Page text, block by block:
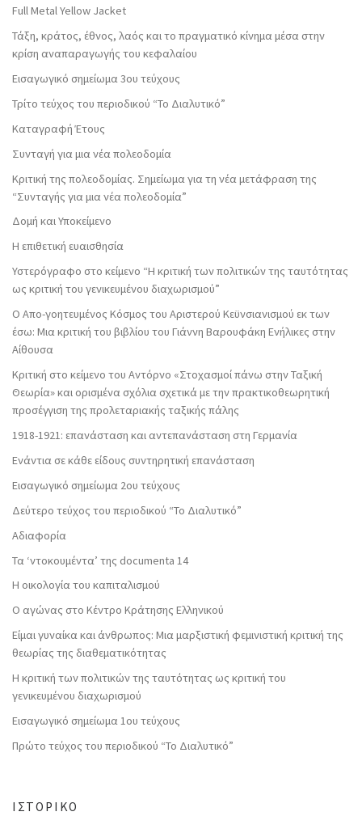
Full Metal Yellow Jacket
Τάξη, κράτος, έθνος, λαός και το πραγματικό κίνημα μέσα στην
κρίση αναπαραγωγής του κεφαλαίου
Εισαγωγικό σημείωμα 3ου τεύχους
Τρίτο τεύχος του περιοδικού “Το Διαλυτικό”
Καταγραφή Έτους
Συνταγή για μια νέα πολεοδομία
Κριτική της πολεοδομίας. Σημείωμα για τη νέα μετάφραση της
“Συνταγής για μια νέα πολεοδομία”
Δομή και Υποκείμενο
Η επιθετική ευαισθησία
Υστερόγραφο στο κείμενο “Η κριτική των πολιτικών της ταυτότητας
ως κριτική του γενικευμένου διαχωρισμού”
Ο Απο-γοητευμένος Κόσμος του Αριστερού Κεϋνσιανισμού εκ των
έσω: Μια κριτική του βιβλίου του Γιάννη Βαρουφάκη Ενήλικες στην
Αίθουσα
Κριτική στο κείμενο του Αντόρνο «Στοχασμοί πάνω στην Ταξική
Θεωρία» και ορισμένα σχόλια σχετικά με την πρακτικοθεωρητική
προσέγγιση της προλεταριακής ταξικής πάλης
1918-1921: επανάσταση και αντεπανάσταση στη Γερμανία
Ενάντια σε κάθε είδους συντηρητική επανάσταση
Εισαγωγικό σημείωμα 2ου τεύχους
Δεύτερο τεύχος του περιοδικού “Το Διαλυτικό”
Αδιαφορία
Τα ‘ντοκουμέντα’ της documenta 14
Η οικολογία του καπιταλισμού
Ο αγώνας στο Κέντρο Κράτησης Ελληνικού
Είμαι γυναίκα και άνθρωπος: Μια μαρξιστική φεμινιστική κριτική της
θεωρίας της διαθεματικότητας
Η κριτική των πολιτικών της ταυτότητας ως κριτική του
γενικευμένου διαχωρισμού
Εισαγωγικό σημείωμα 1ου τεύχους
Πρώτο τεύχος του περιοδικού “Το Διαλυτικό”
ΙΣΤΟΡΙΚΌ